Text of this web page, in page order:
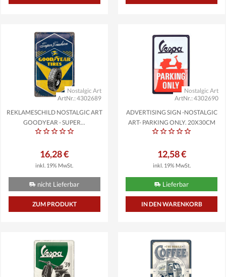
ArtNr.: 4302689
Nostalgic Art
REKLAMESCHILD NOSTALGIC ART
GOODYEAR - SUPER...
16,28 €
inkl. 19% MwSt.
nicht Lieferbar
ZUM PRODUKT
ArtNr.: 4302690
Nostalgic Art
ADVERTISING SIGN -NOSTALGIC
ART- PARKING ONLY, 20X30CM
12,58 €
inkl. 19% MwSt.
Lieferbar